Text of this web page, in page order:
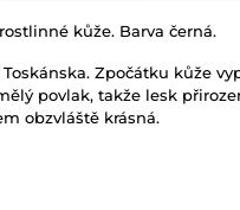
kůže. Barva černá.
Zpočátku kůže
povlak, takže lesk
obzvláště krásná.